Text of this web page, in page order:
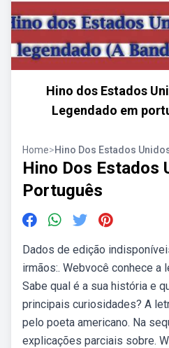
Hino dos Estados
Legendado em
Home>Hino Dos Estados
Hino Dos Estados
Português
Dados de edição
irmãos:. Webvocê conhece a
Sabe qual é a sua história e
principais curiosidades? A
pelo poeta americano. Na
explicações parciais sobre.